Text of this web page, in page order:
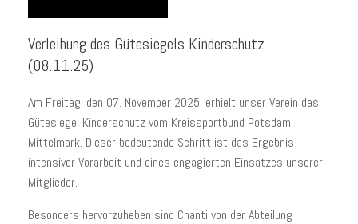
Verleihung des Gütesiegels Kinderschutz
(08.11.25)
Am Freitag, den 07. November 2025, erhielt unser Verein das
Gütesiegel Kinderschutz vom Kreissportbund Potsdam
Mittelmark. Dieser bedeutende Schritt ist das Ergebnis
intensiver Vorarbeit und eines engagierten Einsatzes unserer
Mitglieder.
Besonders hervorzuheben sind Chanti von der Abteilung